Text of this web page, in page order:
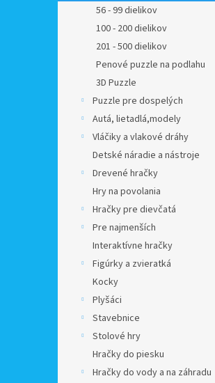
56 - 99 dielikov
100 - 200 dielikov
201 - 500 dielikov
Penové puzzle na podlahu
3D Puzzle
Puzzle pre dospelých
Autá, lietadlá,modely
Vláčiky a vlakové dráhy
Detské náradie a nástroje
Drevené hračky
Hry na povolania
Hračky pre dievčatá
Pre najmenších
Interaktívne hračky
Figúrky a zvieratká
Kocky
Plyšáci
Stavebnice
Stolové hry
Hračky do piesku
Hračky do vody a na záhradu